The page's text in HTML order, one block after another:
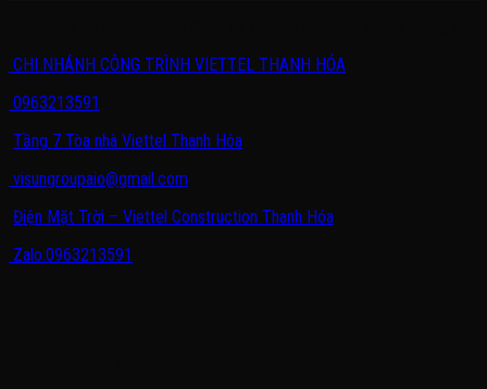
CHI NHÁNH CÔNG TRÌNH VIETTEL THANH HÓA
0963213591
Tầng 7 Tòa nhà Viettel Thanh Hóa
visungroupaio@gmail.com
Điện Mặt Trời – Viettel Construction Thanh Hóa
Zalo:0963213591